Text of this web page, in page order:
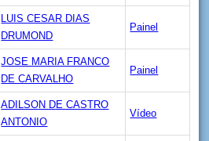
LUIS CESAR DIAS
DRUMOND
Painel
JOSE MARIA FRANCO
DE CARVALHO
Painel
ADILSON DE CASTRO
ANTONIO
Vídeo